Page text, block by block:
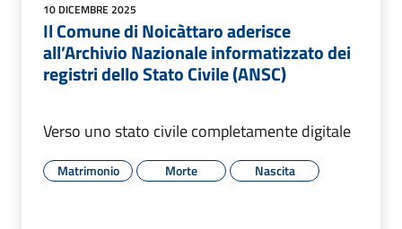
10 DICEMBRE 2025
Il Comune di Noicàttaro aderisce
all’Archivio Nazionale informatizzato dei
registri dello Stato Civile (ANSC)
Verso uno stato civile completamente digitale
Matrimonio Morte Nascita